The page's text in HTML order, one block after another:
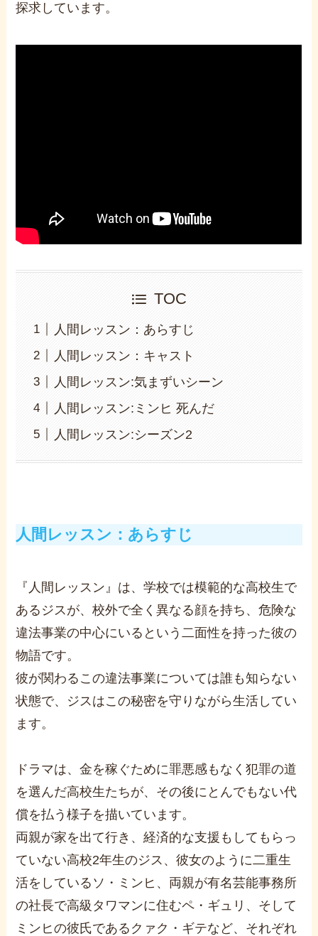
探求しています。
TOC
人間レッスン：あらすじ
人間レッスン：キャスト
人間レッスン:気まずいシーン
人間レッスン:ミンヒ 死んだ
人間レッスン:シーズン2
人間レッスン：あらすじ
『人間レッスン』は、学校では模範的な高校生で
あるジスが、校外で全く異なる顔を持ち、危険な
違法事業の中心にいるという二面性を持った彼の
物語です。
彼が関わるこの違法事業については誰も知らない
状態で、ジスはこの秘密を守りながら生活してい
ます​。
ドラマは、金を稼ぐために罪悪感もなく犯罪の道
を選んだ高校生たちが、その後にとんでもない代
償を払う様子を描いています。
両親が家を出て行き、経済的な支援もしてもらっ
ていない高校2年生のジス、彼女のように二重生
活をしているソ・ミンヒ、両親が有名芸能事務所
の社長で高級タワマンに住むペ・ギュリ、そして
ミンヒの彼氏であるクァク・ギテなど、それぞれ